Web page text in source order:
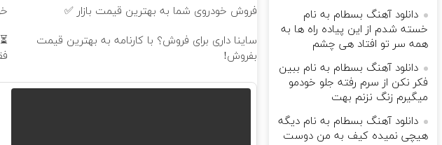
فروش خودروی شما به بهترین قیمت بازار ✅
خرید 4
ساینا داری برای فروش؟ با کارنامه به بهترین قیمت
بفروش!
فقط
دانلود آهنگ بسطام به نام
خسته شدم از این پیاده راه ها به
همه سر تو افتاد هی چشم
دانلود آهنگ بسطام به نام ببین
فکر نکن از سرم رفته جلو خودمو
میگیرم زنگ نزنم بهت
دانلود آهنگ بسطام به نام دیگه
هیچی نمیده کیف به من دوست